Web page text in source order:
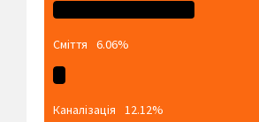
Сміття 6.06%
Каналізація 12.12%